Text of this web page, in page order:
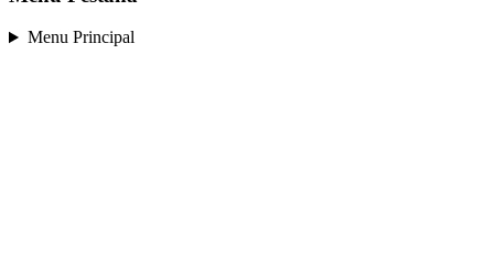
Menu Principal